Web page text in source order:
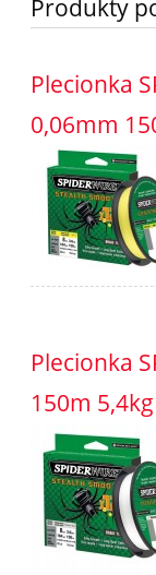
Produkty
Plecionka
0,06mm
Plecionka
150m 5,4kg